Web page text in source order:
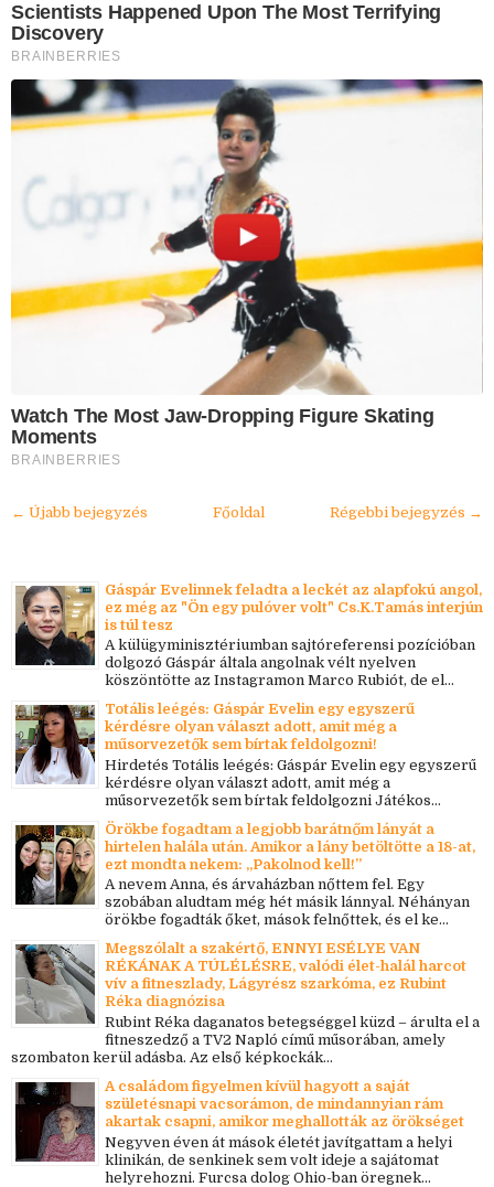
Scientists Happened Upon The Most Terrifying
Discovery
BRAINBERRIES
Watch The Most Jaw‑Dropping Figure Skating
Moments
BRAINBERRIES
← Újabb bejegyzés Régebbi bejegyzés →
Főoldal
Gáspár Evelinnek feladta a leckét az alapfokú angol,
ez még az "Ön egy pulóver volt" Cs.K.Tamás interjún
is túl tesz
A külügyminisztériumban sajtóreferensi pozícióban
dolgozó Gáspár általa angolnak vélt nyelven
köszöntötte az Instagramon Marco Rubiót, de el...
Totális leégés: Gáspár Evelin egy egyszerű
kérdésre olyan választ adott, amit még a
műsorvezetők sem bírtak feldolgozni!
Hirdetés Totális leégés: Gáspár Evelin egy egyszerű
kérdésre olyan választ adott, amit még a
műsorvezetők sem bírtak feldolgozni Játékos...
Örökbe fogadtam a legjobb barátnőm lányát a
hirtelen halála után. Amikor a lány betöltötte a 18-at,
ezt mondta nekem: „Pakolnod kell!”
A nevem Anna, és árvaházban nőttem fel. Egy
szobában aludtam még hét másik lánnyal. Néhányan
örökbe fogadták őket, mások felnőttek, és el ke...
Megszólalt a szakértő, ENNYI ESÉLYE VAN
RÉKÁNAK A TÚLÉLÉSRE, valódi élet-halál harcot
vív a fitneszlady, Lágyrész szarkóma, ez Rubint
Réka diagnózisa
Rubint Réka daganatos betegséggel küzd – árulta el a
fitneszedző a TV2 Napló című műsorában, amely
szombaton kerül adásba. Az első képkockák...
A családom figyelmen kívül hagyott a saját
születésnapi vacsorámon, de mindannyian rám
akartak csapni, amikor meghallották az örökséget
Negyven éven át mások életét javítgattam a helyi
klinikán, de senkinek sem volt ideje a sajátomat
helyrehozni. Furcsa dolog Ohio-ban öregnek...